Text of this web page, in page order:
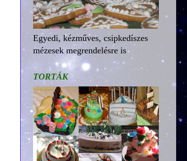
Egyedi, kézműves, csipkedíszes
mézesek megrendelésre is
TORTÁK